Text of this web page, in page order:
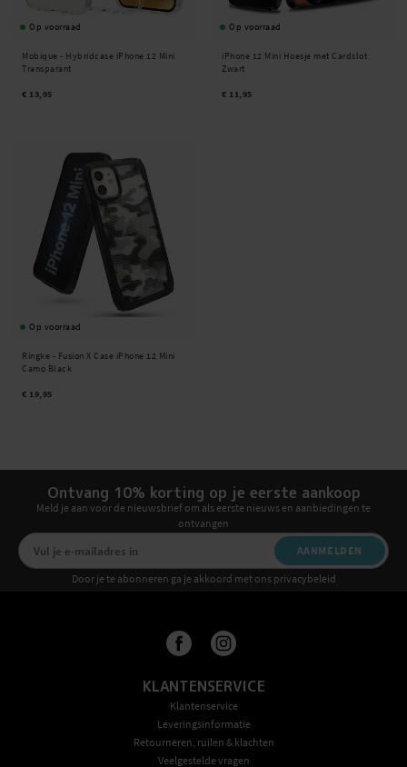
Op voorraad
Mobique - Hybridcase iPhone 12 Mini
Transparant
€ 13,95
Op voorraad
iPhone 12 Mini Hoesje met Cardslot
Zwart
€ 11,95
Op voorraad
Ringke - Fusion X Case iPhone 12 Mini
Camo Black
€ 19,95
Ontvang 10% korting op je eerste aankoop
Meld je aan voor de nieuwsbrief om als eerste nieuws en aanbiedingen te
ontvangen
AANMELDEN
Door je te abonneren ga je akkoord met ons privacybeleid
KLANTENSERVICE
Klantenservice
Leveringsinformatie
Retourneren, ruilen & klachten
Veelgestelde vragen